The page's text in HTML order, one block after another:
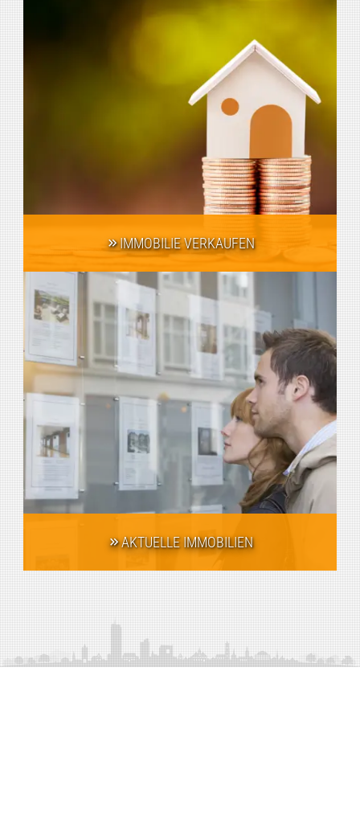
IMMOBILIE VERKAUFEN
AKTUELLE IMMOBILIEN